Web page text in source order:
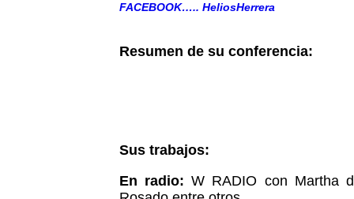
FACEBOOK….. HeliosHerrera
Resumen de su conferencia:
Sus trabajos:
En radio: W RADIO con Martha